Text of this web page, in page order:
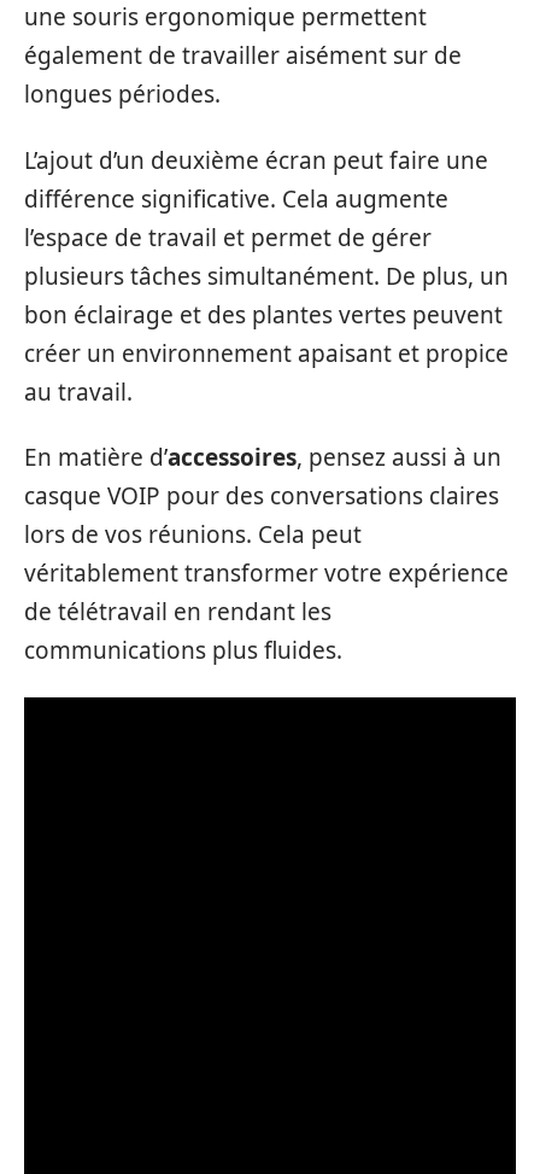
une souris ergonomique permettent
également de travailler aisément sur de
longues périodes.
L’ajout d’un deuxième écran peut faire une
différence significative. Cela augmente
l’espace de travail et permet de gérer
plusieurs tâches simultanément. De plus, un
bon éclairage et des plantes vertes peuvent
créer un environnement apaisant et propice
au travail.
En matière d’accessoires, pensez aussi à un
casque VOIP pour des conversations claires
lors de vos réunions. Cela peut
véritablement transformer votre expérience
de télétravail en rendant les
communications plus fluides.